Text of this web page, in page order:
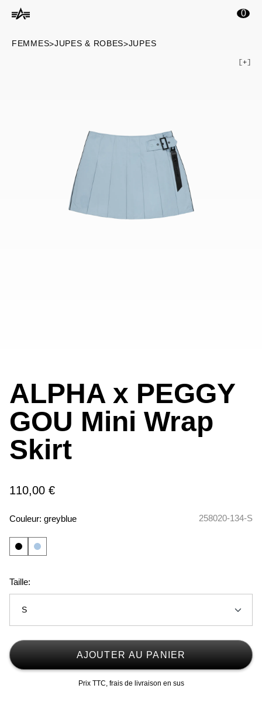
principal 0
FEMMES>JUPES & ROBES>JUPES
ALPHA x PEGGY
GOU Mini Wrap
Skirt
110,00 €
Couleur: greyblue 258020-134-S
Taille:
S
XS Stock faible
AJOUTER AU PANIER
Prix TTC, frais de livraison en sus